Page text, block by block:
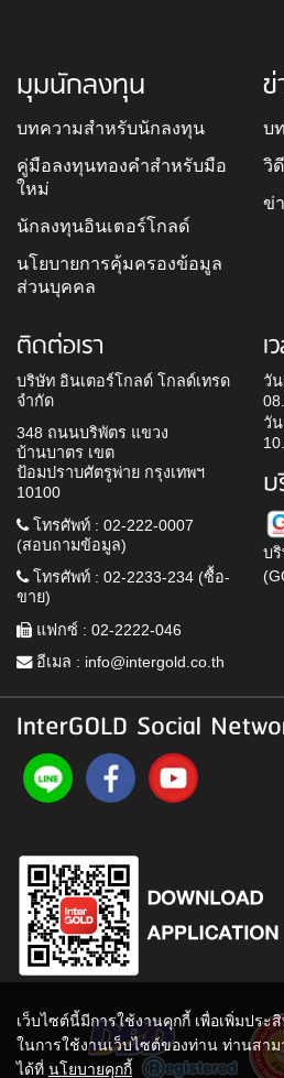
มุมนักลงทุน
บทความสำหรับนักลงทุน
คู่มือลงทุนทองคำสำหรับมือ
ใหม่
นักลงทุนอินเตอร์โกลด์
นโยบายการคุ้มครองข้อมูล
ส่วนบุคคล
ข่
บ
วิ
ข่
ติดต่อเรา
บริษัท อินเตอร์โกลด์ โกลด์เทรด
จำกัด
348 ถนนบริพัตร แขวง
บ้านบาตร เขต
ป้อมปราบศัตรูพ่าย กรุงเทพฯ
10100
โทรศัพท์ : 02-222-0007
(สอบถามข้อมูล)
โทรศัพท์ : 02-2233-234 (ซื้อ-
ขาย)
แฟกซ์ : 02-2222-046
อีเมล : info@intergold.co.th
เ
วั
วั
บ
บ
InterGOLD Social
เว็บไซต์นี้มีการใช้งานคุกกี้ เพื่อเพิ่มปร
ในการใช้งานเว็บไซต์ของท่าน ท่านสาม
ได้ที่ นโยบายคุกกี้